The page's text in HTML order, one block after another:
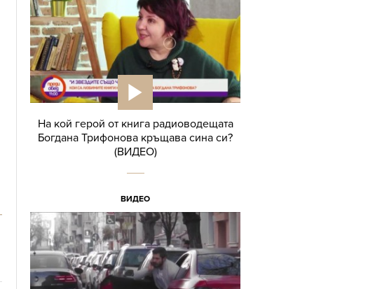
На кой герой от книга радиоводещата
Богдана Трифонова кръщава сина си?
(ВИДЕО)
ВИДЕО